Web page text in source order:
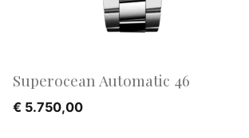
Superocean Automatic 46
€ 5.750,00